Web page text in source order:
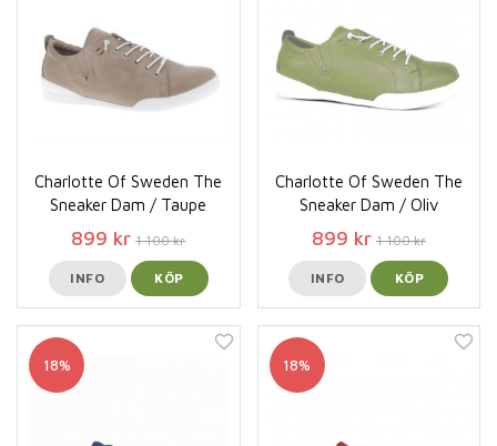
Charlotte Of Sweden The
Sneaker Dam / Taupe
899 kr 1 100 kr
INFO KÖP
Charlotte Of Sweden The
Sneaker Dam / Oliv
899 kr 1 100 kr
INFO KÖP
18% 18%